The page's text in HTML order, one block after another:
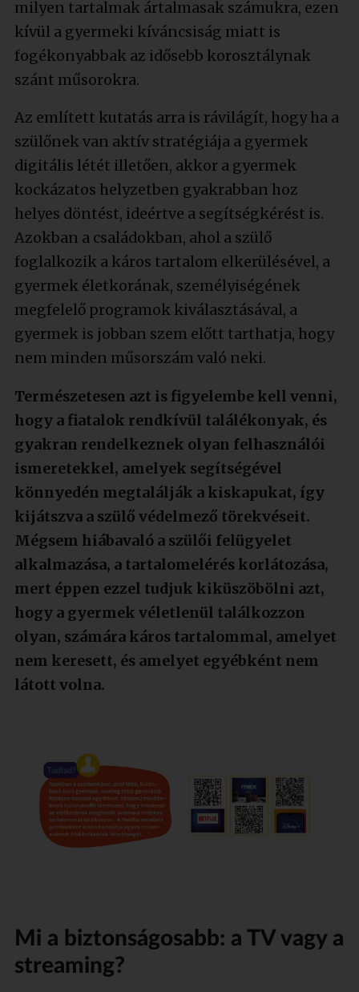
milyen tartalmak ártalmasak számukra, ezen
kívül a gyermeki kíváncsiság miatt is
fogékonyabbak az idősebb korosztálynak
szánt műsorokra.
Az említett kutatás arra is rávilágít, hogy ha a
szülőnek van aktív stratégiája a gyermek
digitális létét illetően, akkor a gyermek
kockázatos helyzetben gyakrabban hoz
helyes döntést, ideértve a segítségkérést is.
Azokban a családokban, ahol a szülő
foglalkozik a káros tartalom elkerülésével, a
gyermek életkorának, személyiségének
megfelelő programok kiválasztásával, a
gyermek is jobban szem előtt tarthatja, hogy
nem minden műsorszám való neki.
Természetesen azt is figyelembe kell venni,
hogy a fiatalok rendkívül találékonyak, és
gyakran rendelkeznek olyan felhasználói
ismeretekkel, amelyek segítségével
könnyedén megtalálják a kiskapukat, így
kijátszva a szülő védelmező törekvéseit.
Mégsem hiábavaló a szülői felügyelet
alkalmazása, a tartalomelérés korlátozása,
mert éppen ezzel tudjuk kiküszöbölni azt,
hogy a gyermek véletlenül találkozzon
olyan, számára káros tartalommal, amelyet
nem keresett, és amelyet egyébként nem
látott volna.
Mi a biztonságosabb: a TV vagy a
streaming?